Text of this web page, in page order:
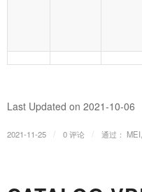
Last Updated on 2021-10-06
2021-11-25 0 评论 通过：